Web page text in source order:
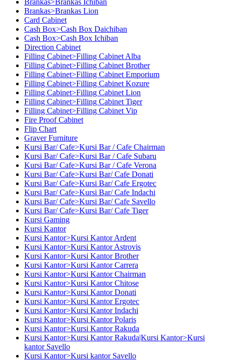
Brankas>Brankas Ichiban
Brankas>Brankas Lion
Card Cabinet
Cash Box>Cash Box Daichiban
Cash Box>Cash Box Ichiban
Direction Cabinet
Filling Cabinet>Filling Cabinet Alba
Filling Cabinet>Filling Cabinet Brother
Filling Cabinet>Filling Cabinet Emporium
Filling Cabinet>Filling Cabinet Kozure
Filling Cabinet>Filling Cabinet Lion
Filling Cabinet>Filling Cabinet Tiger
Filling Cabinet>Filling Cabinet Vip
Fire Proof Cabinet
Flip Chart
Graver Furniture
Kursi Bar/ Cafe>Kursi Bar / Cafe Chairman
Kursi Bar/ Cafe>Kursi Bar / Cafe Subaru
Kursi Bar/ Cafe>Kursi Bar / Cafe Verona
Kursi Bar/ Cafe>Kursi Bar/ Cafe Donati
Kursi Bar/ Cafe>Kursi Bar/ Cafe Ergotec
Kursi Bar/ Cafe>Kursi Bar/ Cafe Indachi
Kursi Bar/ Cafe>Kursi Bar/ Cafe Savello
Kursi Bar/ Cafe>Kursi Bar/ Cafe Tiger
Kursi Gaming
Kursi Kantor
Kursi Kantor>Kursi Kantor Ardent
Kursi Kantor>Kursi Kantor Astrovis
Kursi Kantor>Kursi Kantor Brother
Kursi Kantor>Kursi Kantor Carrera
Kursi Kantor>Kursi Kantor Chairman
Kursi Kantor>Kursi Kantor Chitose
Kursi Kantor>Kursi Kantor Donati
Kursi Kantor>Kursi Kantor Ergotec
Kursi Kantor>Kursi Kantor Indachi
Kursi Kantor>Kursi Kantor Polaris
Kursi Kantor>Kursi Kantor Rakuda
Kursi Kantor>Kursi Kantor Rakuda|Kursi Kantor>Kursi
kantor Savello
Kursi Kantor>Kursi kantor Savello